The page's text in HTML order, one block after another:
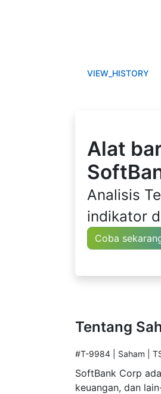
VIEW_HISTORY
Alat
Analisis
indikator
Coba
Tentang
#T-9984 | Saham |
SoftBank Corp
keuangan, dan